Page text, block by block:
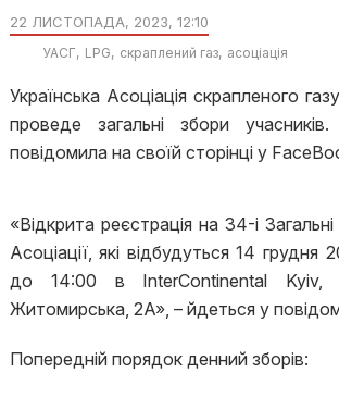
22 ЛИСТОПАДА, 2023, 12:10
УАСГ LPG скраплений газ асоціація
Українська Асоціація скрапленого
проведе загальні збори
повідомила на своїй сторінці у
«Відкрита реєстрація на 34-і
Асоціації, які відбудуться 14 грудня
до 14:00 в InterContinental Kyiv,
Житомирська, 2A», – йдеться у
Попередній порядок денний зборів: